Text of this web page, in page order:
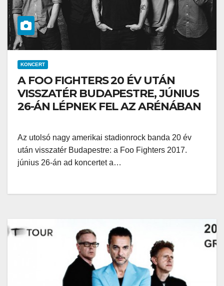
KONCERT
A FOO FIGHTERS 20 ÉV UTÁN
VISSZATÉR BUDAPESTRE, JÚNIUS
26-ÁN LÉPNEK FEL AZ ARÉNÁBAN
Az utolsó nagy amerikai stadionrock banda 20 év
után visszatér Budapestre: a Foo Fighters 2017.
június 26-án ad koncertet a…